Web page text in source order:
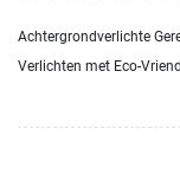
Achtergrondverlichte
Verlichten met Eco-